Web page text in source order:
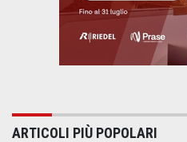
ARTICOLI PIÙ POPOLARI